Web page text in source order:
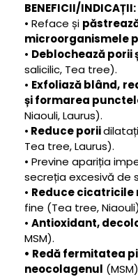
BENEFICII/INDICAȚII:
• Reface și
microorganismele
• Deblochează porii
salicilic, Tea tree).
• Exfoliază blând,
și formarea
Niaouli, Laurus).
• Reduce porii
Tea tree, Laurus).
• Previne apariția
secreția excesivă de
• Reduce cicatricile
fine (Tea tree, Niaouli
• Antioxidant,
MSM).
• Redă fermitatea
neocolagenul (MSM